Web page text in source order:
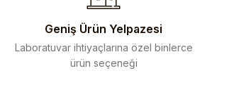
Geniş Ürün Yelpazesi
Laboratuvar ihtiyaçlarına özel binlerce
ürün seçeneği